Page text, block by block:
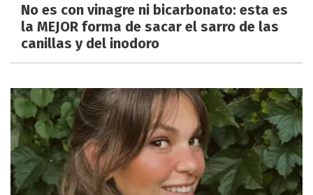
No es con vinagre ni bicarbonato: esta es
la MEJOR forma de sacar el sarro de las
canillas y del inodoro